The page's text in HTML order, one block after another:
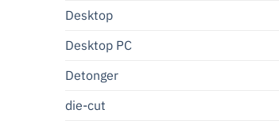
Desktop
Desktop PC
Detonger
die-cut